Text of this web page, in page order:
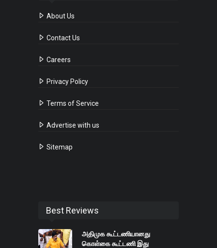
About Us
Contact Us
Careers
Privacy Policy
Terms of Service
Advertise with us
Sitemap
Best Reviews
அதிமுக கூட்டணியானது
கொள்கை கூட்டணி இது